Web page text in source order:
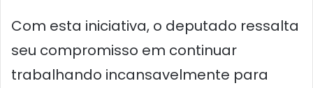
Com esta iniciativa, o deputado ressalta
seu compromisso em continuar
trabalhando incansavelmente para